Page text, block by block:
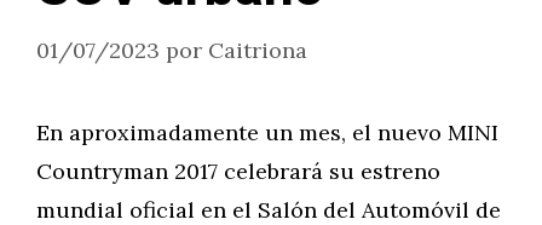
01/07/2023 por Caitriona
En aproximadamente un mes, el nuevo MINI
Countryman 2017 celebrará su estreno
mundial oficial en el Salón del Automóvil de